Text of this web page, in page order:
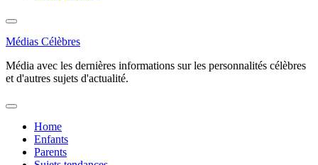
Médias Célèbres
Média avec les dernières informations sur les personnalités célèbres
et d'autres sujets d'actualité.
Home
Enfants
Parents